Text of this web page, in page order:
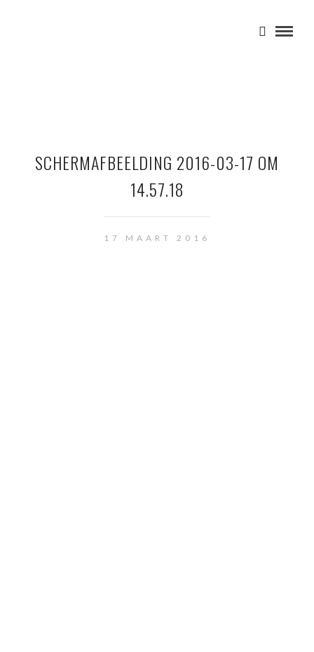
SCHERMAFBEELDING 2016-03-17 OM
14.57.18
17 MAART 2016